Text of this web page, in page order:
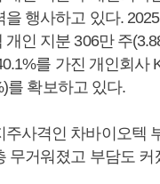
을 행사하고 있다.
개인 지분 306만 주
를 가진 개인회사
를 확보하고 있다.
주사격인 차바이오텍
무거워졌고 부담도 커